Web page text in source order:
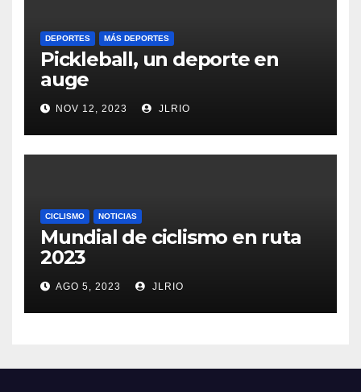
DEPORTES MÁS DEPORTES
Pickleball, un deporte en
auge
NOV 12, 2023 JLRIO
CICLISMO NOTICIAS
Mundial de ciclismo en ruta
2023
AGO 5, 2023 JLRIO